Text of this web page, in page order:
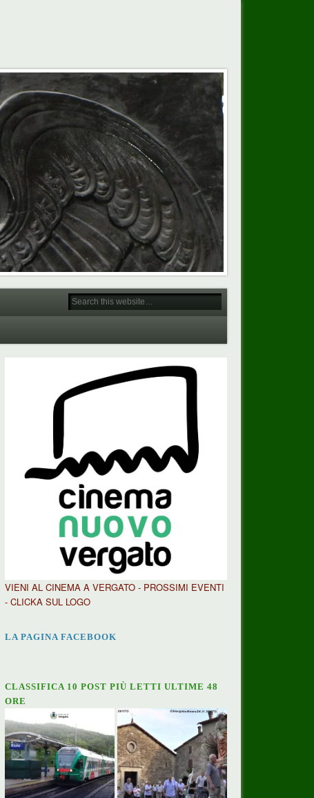
VIENI AL CINEMA A VERGATO - PROSSIMI EVENTI
- CLICKA SUL LOGO
LA PAGINA FACEBOOK
CLASSIFICA 10 POST PIÙ LETTI ULTIME 48
ORE